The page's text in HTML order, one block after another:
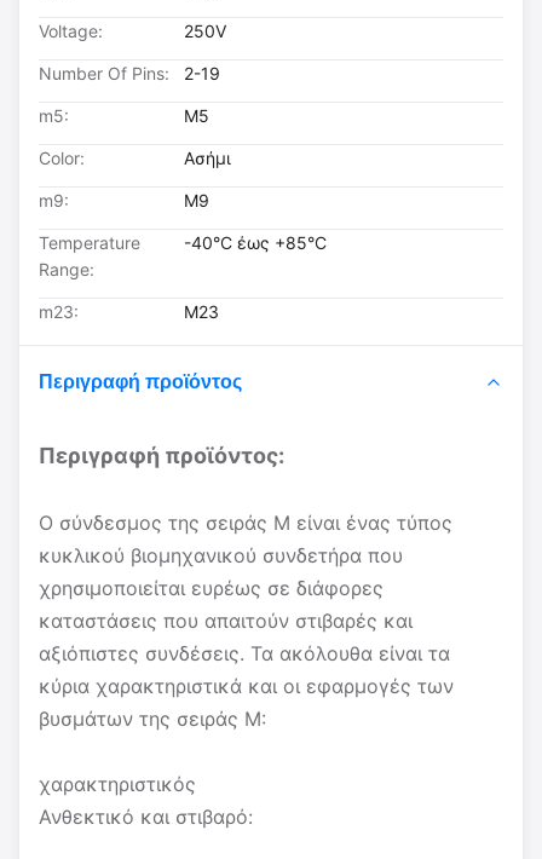
Voltage: 250V
Number Of Pins: 2-19
m5: Μ5
Color: Ασήμι
m9: M9
Temperature
Range:
-40°C έως +85°C
m23: Μ23
Περιγραφή προϊόντος
Περιγραφή προϊόντος:
Ο σύνδεσμος της σειράς M είναι ένας τύπος
κυκλικού βιομηχανικού συνδετήρα που
χρησιμοποιείται ευρέως σε διάφορες
καταστάσεις που απαιτούν στιβαρές και
αξιόπιστες συνδέσεις. Τα ακόλουθα είναι τα
κύρια χαρακτηριστικά και οι εφαρμογές των
βυσμάτων της σειράς M:
χαρακτηριστικός
Ανθεκτικό και στιβαρό: